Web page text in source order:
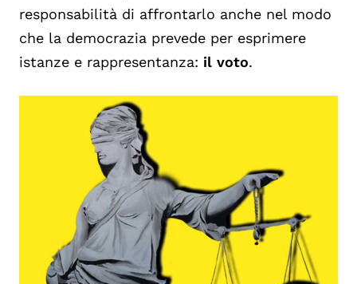
responsabilità di affrontarlo anche nel modo
che la democrazia prevede per esprimere
istanze e rappresentanza: il voto.